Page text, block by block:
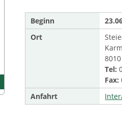
Beginn
Ort
Tel:
Fax:
Anfahrt